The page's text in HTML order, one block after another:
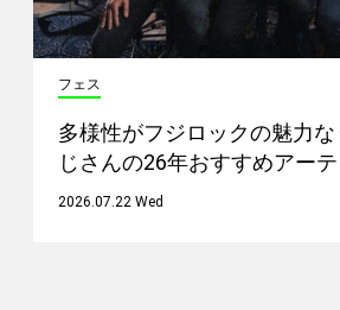
フェス
多様性がフジロックの魅力
じさんの26年おすすめアー
2026.07.22 Wed